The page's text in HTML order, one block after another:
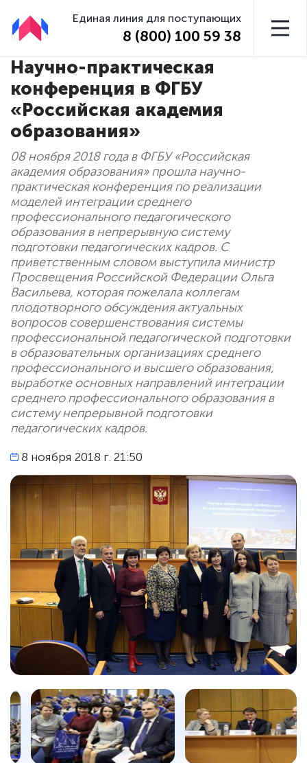
Единая линия для поступающих
8 (800) 100 59 38
Научно-практическая
конференция в ФГБУ
«Российская академия
образования»
08 ноября 2018 года в ФГБУ «Российская
академия образования» прошла научно-
практическая конференция по реализации
моделей интеграции среднего
профессионального педагогического
образования в непрерывную систему
подготовки педагогических кадров. С
приветственным словом выступила министр
Просвещения Российской Федерации Ольга
Васильева, которая пожелала коллегам
плодотворного обсуждения актуальных
вопросов совершенствования системы
профессиональной педагогической подготовки
в образовательных организациях среднего
профессионального и высшего образования,
выработке основных направлений интеграции
среднего профессионального образования в
систему непрерывной подготовки
педагогических кадров.
8 ноября 2018 г. 21:50